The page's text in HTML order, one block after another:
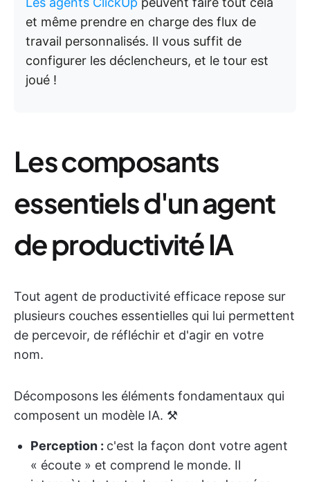
et même prendre en charge des flux de
travail personnalisés. Il vous suffit de
configurer les déclencheurs, et le tour est
joué !
Les composants
essentiels d'un agent
de productivité IA
Tout agent de productivité efficace repose sur
plusieurs couches essentielles qui lui permettent
de percevoir, de réfléchir et d'agir en votre
nom.
Décomposons les éléments fondamentaux qui
composent un modèle IA. ⚒️
Perception : c'est la façon dont votre agent
« écoute » et comprend le monde. Il